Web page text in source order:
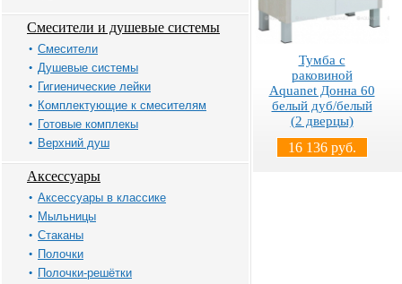
Смесители и душевые системы
Смесители
Душевые системы
Гигиенические лейки
Комплектующие к смесителям
Готовые комплекы
Верхний душ
Аксессуары
Аксессуары в классике
Мыльницы
Стаканы
Полочки
Полочки-решётки
Тумба с
раковиной
Aquanet Донна 60
белый дуб/белый
(2 дверцы)
16 136 руб.